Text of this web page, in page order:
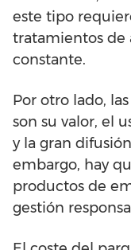
este tipo
tratamientos de
constante.
Por otro lado,
son su valor, el
y la gran
embargo, hay
productos de
gestión